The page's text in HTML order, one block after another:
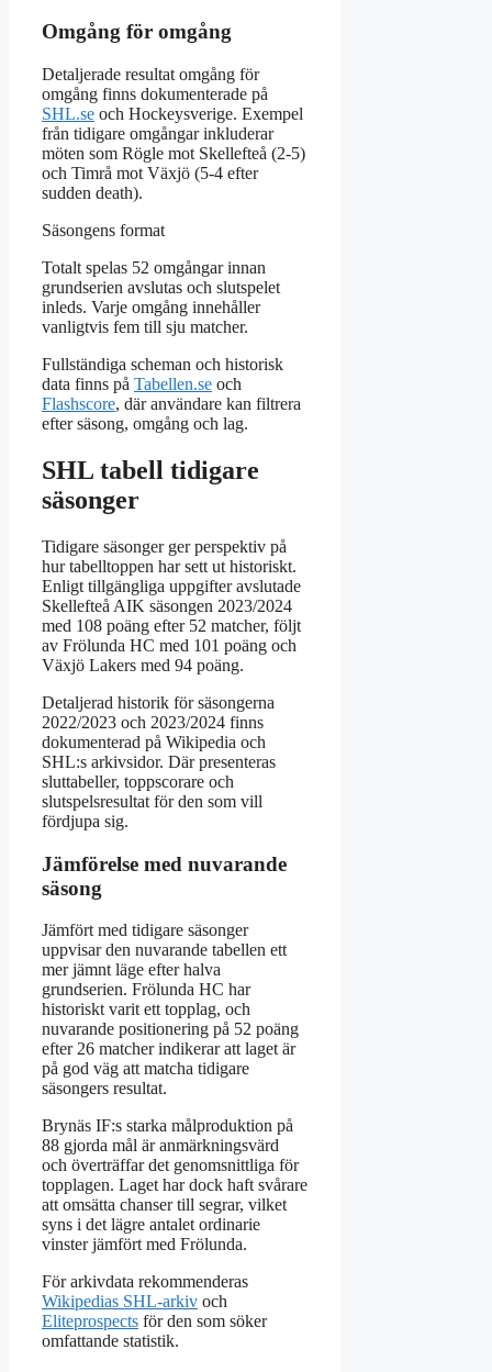
Omgång för omgång
Detaljerade resultat omgång för
omgång finns dokumenterade på
SHL.se och Hockeysverige. Exempel
från tidigare omgångar inkluderar
möten som Rögle mot Skellefteå (2-5)
och Timrå mot Växjö (5-4 efter
sudden death).
Säsongens format
Totalt spelas 52 omgångar innan
grundserien avslutas och slutspelet
inleds. Varje omgång innehåller
vanligtvis fem till sju matcher.
Fullständiga scheman och historisk
data finns på Tabellen.se och
Flashscore, där användare kan filtrera
efter säsong, omgång och lag.
SHL tabell tidigare
säsonger
Tidigare säsonger ger perspektiv på
hur tabelltoppen har sett ut historiskt.
Enligt tillgängliga uppgifter avslutade
Skellefteå AIK säsongen 2023/2024
med 108 poäng efter 52 matcher, följt
av Frölunda HC med 101 poäng och
Växjö Lakers med 94 poäng.
Detaljerad historik för säsongerna
2022/2023 och 2023/2024 finns
dokumenterad på Wikipedia och
SHL:s arkivsidor. Där presenteras
sluttabeller, toppscorare och
slutspelsresultat för den som vill
fördjupa sig.
Jämförelse med nuvarande
säsong
Jämfört med tidigare säsonger
uppvisar den nuvarande tabellen ett
mer jämnt läge efter halva
grundserien. Frölunda HC har
historiskt varit ett topplag, och
nuvarande positionering på 52 poäng
efter 26 matcher indikerar att laget är
på god väg att matcha tidigare
säsongers resultat.
Brynäs IF:s starka målproduktion på
88 gjorda mål är anmärkningsvärd
och överträffar det genomsnittliga för
topplagen. Laget har dock haft svårare
att omsätta chanser till segrar, vilket
syns i det lägre antalet ordinarie
vinster jämfört med Frölunda.
För arkivdata rekommenderas
Wikipedias SHL-arkiv och
Eliteprospects för den som söker
omfattande statistik.